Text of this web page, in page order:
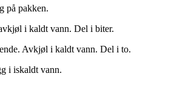
på pakken.
i kaldt vann. Del i biter.
Avkjøl i kaldt vann. Del i to.
i iskaldt vann.